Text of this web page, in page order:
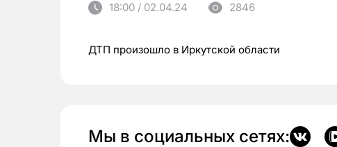
18:00 / 02.04.24 2846
ДТП произошло в Иркутской области
Мы в социальных сетях: